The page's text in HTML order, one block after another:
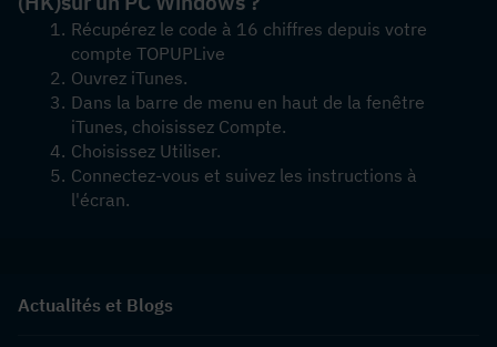
Récupérez le code à 16 chiffres depuis votre
compte TOPUPLive
Ouvrez iTunes.
Dans la barre de menu en haut de la fenêtre
iTunes, choisissez Compte.
Choisissez Utiliser.
Connectez-vous et suivez les instructions à
l'écran.
Actualités et Blogs